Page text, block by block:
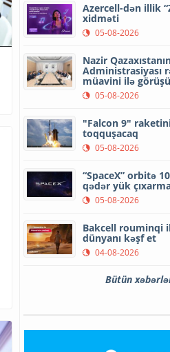
Azercell-dən illik
xidməti
05-08-2026
Nazir
Administrasiyası
müavini ilə
05-08-2026
"Falcon 9"
toqquşacaq
05-08-2026
“SpaceX” orbitə
qədər yük
05-08-2026
Bakcell rouminqi
dünyanı kəşf et
04-08-2026
Bütün